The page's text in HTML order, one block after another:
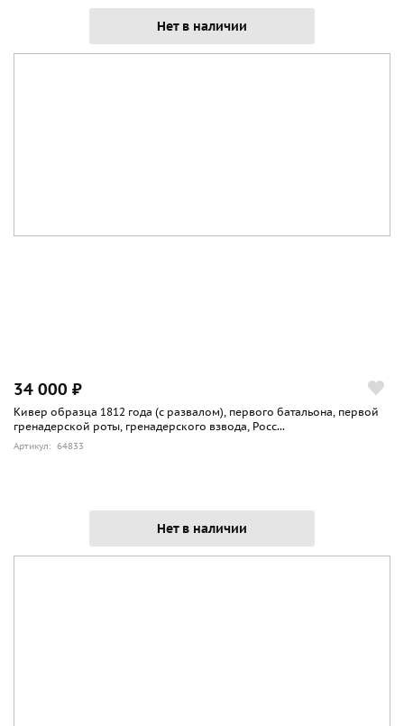
Нет в наличии
34 000 ₽
Кивер образца 1812 года (с развалом), первого батальона, первой
гренадерской роты, гренадерского взвода, Росс...
Артикул: 64833
Нет в наличии